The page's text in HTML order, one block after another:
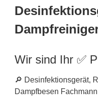
Wir sind Ihr ✅
🔎 Desinfektionsgerät,
Dampfbesen